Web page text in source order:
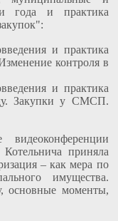
года и практика
и практика
контроля в
и практика
Закупки у СМСП.
Котельнича приняла
– как мера по
имущества.
основные моменты,